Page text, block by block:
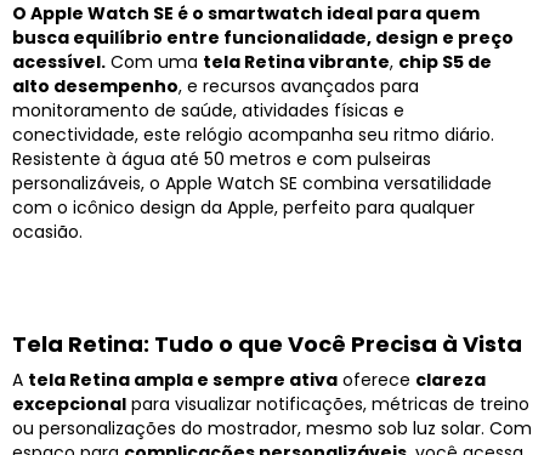
O Apple Watch SE é o smartwatch ideal para quem
busca equilíbrio entre funcionalidade, design e preço
acessível. Com uma tela Retina vibrante, chip S5 de
alto desempenho, e recursos avançados para
monitoramento de saúde, atividades físicas e
conectividade, este relógio acompanha seu ritmo diário.
Resistente à água até 50 metros e com pulseiras
personalizáveis, o Apple Watch SE combina versatilidade
com o icônico design da Apple, perfeito para qualquer
ocasião.
Tela Retina: Tudo o que Você Precisa à Vista
A tela Retina ampla e sempre ativa oferece clareza
excepcional para visualizar notificações, métricas de treino
ou personalizações do mostrador, mesmo sob luz solar. Com